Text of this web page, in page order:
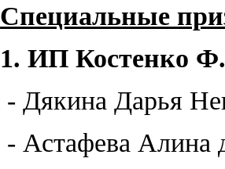
Специальные
1. ИП Костенко
- Дякина Дарья
- Астафева Алина